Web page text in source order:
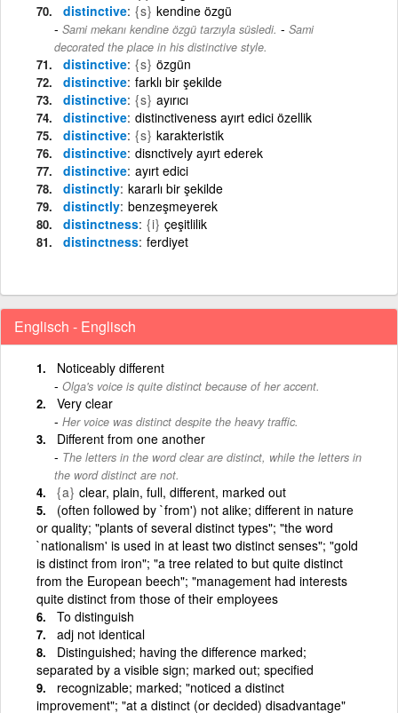
distinctive {s} kendine özgü
Sami mekanı kendine özgü tarzıyla süsledi. - Sami
decorated the place in his distinctive style.
distinctive {s} özgün
distinctive farklı bir şekilde
distinctive {s} ayırıcı
distinctive distinctiveness ayırt edici özellik
distinctive {s} karakteristik
distinctive disnctively ayırt ederek
distinctive ayırt edici
distinctly kararlı bir şekilde
distinctly benzeşmeyerek
distinctness {i} çeşitlilik
distinctness ferdiyet
Englisch - Englisch
Noticeably different
Olga's voice is quite distinct because of her accent.
Very clear
Her voice was distinct despite the heavy traffic.
Different from one another
The letters in the word clear are distinct, while the letters in
the word distinct are not.
{a} clear, plain, full, different, marked out
(often followed by `from') not alike; different in nature
or quality; "plants of several distinct types"; "the word
`nationalism' is used in at least two distinct senses"; "gold
is distinct from iron"; "a tree related to but quite distinct
from the European beech"; "management had interests
quite distinct from those of their employees
To distinguish
adj not identical
Distinguished; having the difference marked;
separated by a visible sign; marked out; specified
recognizable; marked; "noticed a distinct
improvement"; "at a distinct (or decided) disadvantage"